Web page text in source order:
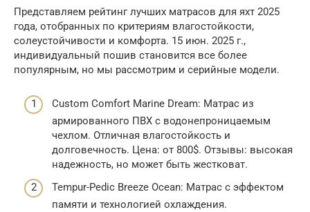
Представляем рейтинг лучших матрасов для яхт 2025
года, отобранных по критериям влагостойкости,
солеустойчивости и комфорта. 15 июн. 2025 г.,
индивидуальный пошив становится все более
популярным, но мы рассмотрим и серийные модели.
Custom Comfort Marine Dream: Матрас из
армированного ПВХ с водонепроницаемым
чехлом. Отличная влагостойкость и
долговечность. Цена: от 800$. Отзывы: высокая
надежность, но может быть жестковат.
Tempur-Pedic Breeze Ocean: Матрас с эффектом
памяти и технологией охлаждения.